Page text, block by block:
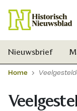
Nieuwsbrief
Home